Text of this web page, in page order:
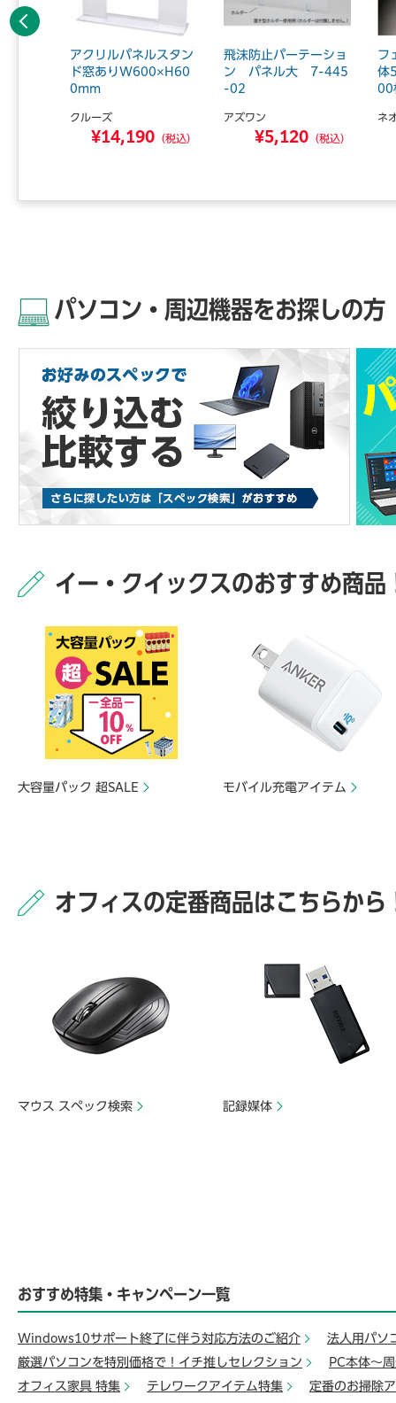
アクリルパネルスタン
ド窓ありW600×H60
0mm
クルーズ
¥14,190 （税込）
飛沫防止パーテーショ
ン パネル大 7-445
-02
アズワン
¥5,120 （税込）
フ
体
00
ネ
前へ
パソコン・周辺機器をお探しの方
イー・クイックスのおすすめ商品
大容量パック 超SALE モバイル充電アイテム
オフィスの定番商品はこちらから
マウス スペック検索 記録媒体
おすすめ特集・キャンペーン一覧
Windows10サポート終了に伴う対応方法のご紹介
法人用パソ
厳選パソコンを特別価格で！イチ推しセレクション
PC本体～
オフィス家具 特集
テレワークアイテム特集
定番のお掃除